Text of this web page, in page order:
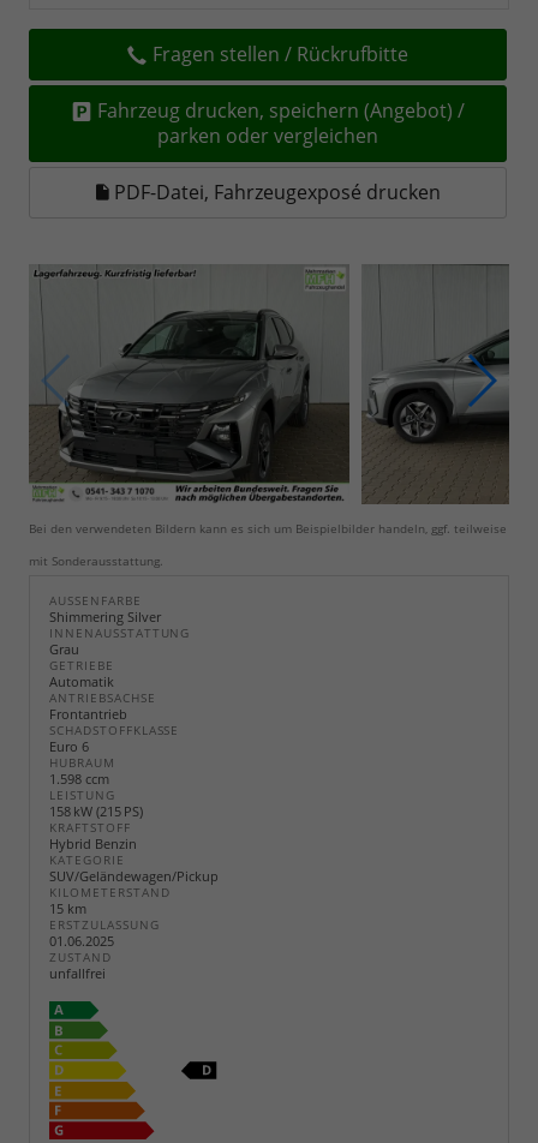
Fragen stellen / Rückrufbitte
Fahrzeug drucken, speichern (Angebot) /
parken oder vergleichen
PDF-Datei, Fahrzeugexposé drucken
Bei den verwendeten Bildern kann es sich um Beispielbilder handeln, ggf. teilweise
mit Sonderausstattung.
AUSSENFARBE
Shimmering Silver
INNENAUSSTATTUNG
Grau
GETRIEBE
Automatik
ANTRIEBSACHSE
Frontantrieb
SCHADSTOFFKLASSE
Euro 6
HUBRAUM
1.598 ccm
LEISTUNG
158 kW (215 PS)
KRAFTSTOFF
Hybrid Benzin
KATEGORIE
SUV/Geländewagen/Pickup
KILOMETERSTAND
15 km
ERSTZULASSUNG
01.06.2025
ZUSTAND
unfallfrei